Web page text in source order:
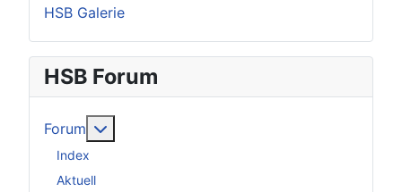
HSB Galerie
HSB Forum
Forum
Index
Aktuell